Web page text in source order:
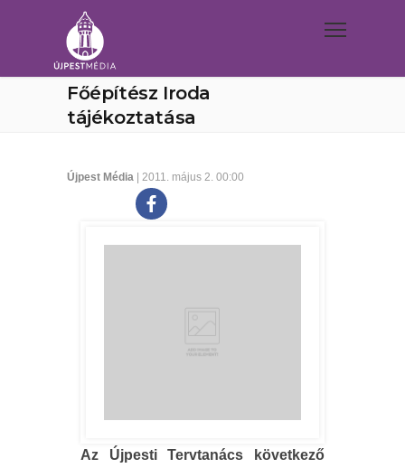
Főépítész Iroda
tájékoztatása
Újpest Média | 2011. május 2. 00:00
Az Újpesti Tervtanács következő